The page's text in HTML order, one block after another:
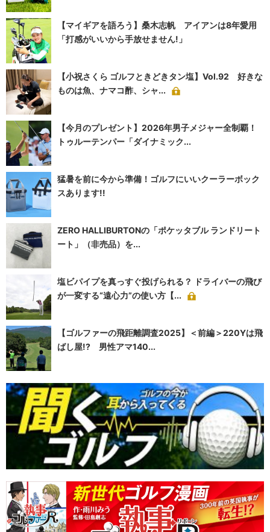
【マイギアを語ろう】桑木志帆 アイアンは8年愛用
「打感がいいから手放せません!」
【小祝さくら ゴルフときどきタン塩】Vol.92 好きな
ものは魚、ナマコ酢、シャ...
【今月のプレゼント】2026年男子メジャー全制覇！
トゥルーテンパー「ダイナミック...
猛暑を前に今から準備！ゴルフにいいクーラーボック
スあります!!
ZERO HALLIBURTONの「ポケッタブル ランドリート
ート」（非売品）を...
塩ビパイプを真っすぐ投げられる？ ドライバーの飛び
が一変する“遠心力”の使い方【...
【ゴルファーの飛距離調査2025】＜前編＞220Yは飛
ばし屋!? 男性アマ140...